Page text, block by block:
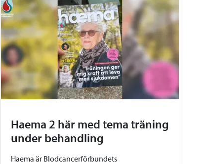
Haema 2 här med tema träning
under behandling
Haema är Blodcancerförbundets